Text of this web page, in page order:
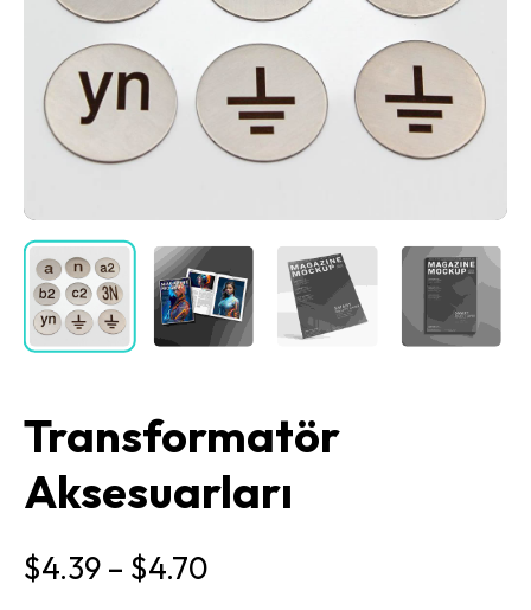
Transformatör
Aksesuarları
$4.39 – $4.70